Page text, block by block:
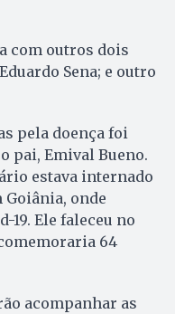
com outros dois
Sena; e outro
pela doença foi
pai, Emival Bueno.
estava internado
Goiânia, onde
19. Ele faleceu no
64
acompanhar as